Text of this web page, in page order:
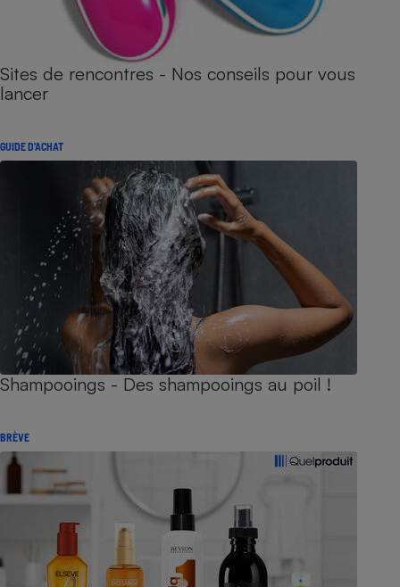
Sites de rencontres - Nos conseils pour vous
lancer
GUIDE D'ACHAT
Shampooings - Des shampooings au poil !
BRÈVE